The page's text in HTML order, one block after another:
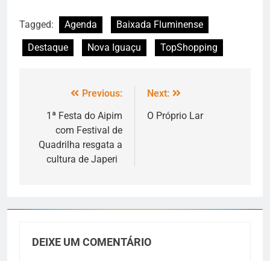
Tagged: Agenda
Baixada Fluminense
Destaque
Nova Iguaçu TopShopping
Previous:
1ª Festa do Aipim
com Festival de
Quadrilha resgata a
cultura de Japeri
Next:
O Próprio Lar
DEIXE UM COMENTÁRIO